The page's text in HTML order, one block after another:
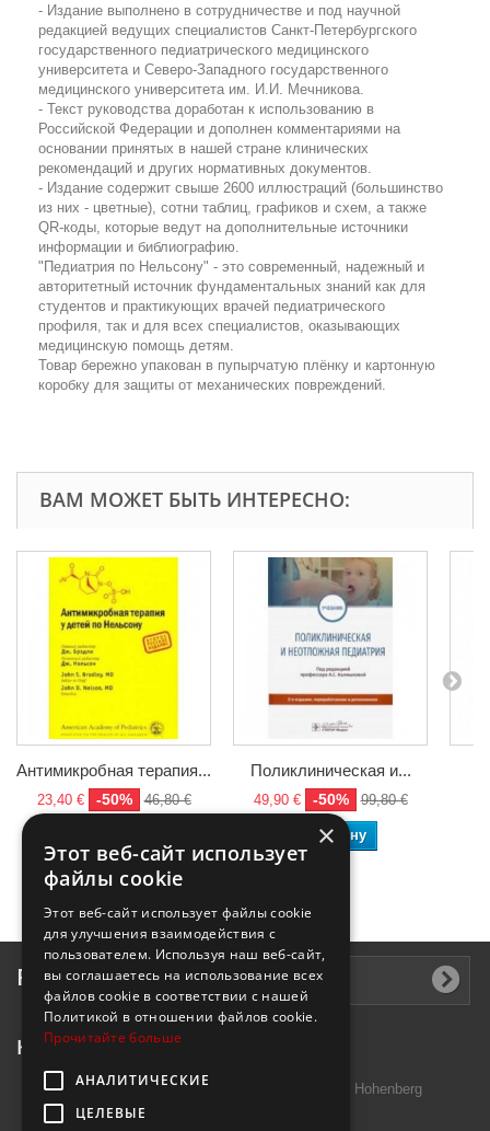
- Издание выполнено в сотрудничестве и под научной
редакцией ведущих специалистов Санкт-Петербургского
государственного педиатрического медицинского
университета и Северо-Западного государственного
медицинского университета им. И.И. Мечникова.
- Текст руководства доработан к использованию в
Российской Федерации и дополнен комментариями на
основании принятых в нашей стране клинических
рекомендаций и других нормативных документов.
- Издание содержит свыше 2600 иллюстраций (большинство
из них - цветные), сотни таблиц, графиков и схем, а также
QR-коды, которые ведут на дополнительные источники
информации и библиографию.
"Педиатрия по Нельсону" - это современный, надежный и
авторитетный источник фундаментальных знаний как для
студентов и практикующих врачей педиатрического
профиля, так и для всех специалистов, оказывающих
медицинскую помощь детям.
Товар бережно упакован в пупырчатую плёнку и картонную
коробку для защиты от механических повреждений.
ВАМ МОЖЕТ БЫТЬ ИНТЕРЕСНО:
Антимикробная терапия...
23,40 € -50% 46,80 €
Поликлиническая и...
49,90 € -50% 99,80 €
В корзину
Рассылка
Контактная информация
Introtek GmbH, Hutschenreuther Str. 13 95691 Hohenberg
Deutschland
×
Этот веб-сайт использует
файлы cookie
Этот веб-сайт использует файлы cookie
для улучшения взаимодействия с
пользователем. Используя наш веб-сайт,
вы соглашаетесь на использование всех
файлов cookie в соответствии с нашей
Политикой в ​​отношении файлов cookie.
Прочитайте больше
АНАЛИТИЧЕСКИЕ
ЦЕЛЕВЫЕ